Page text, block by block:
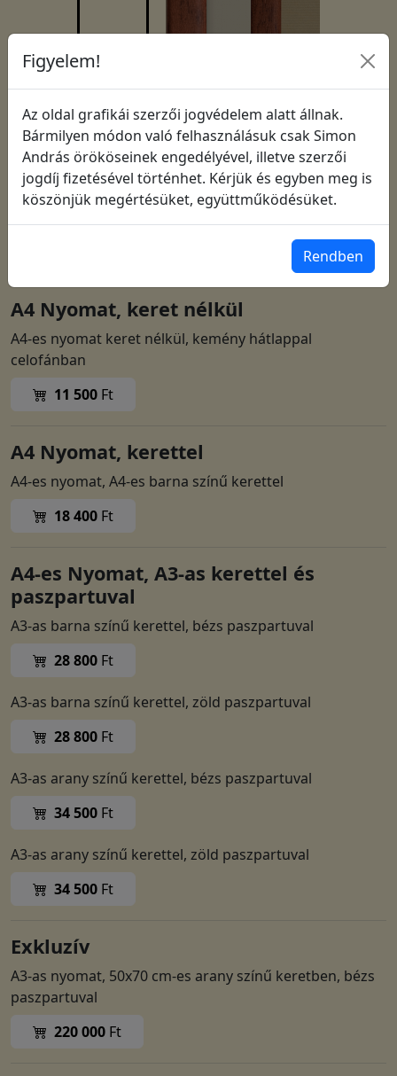
Leírás:
Életed virágszál, amelytől szebb lett a világ!
A4 Nyomat, keret nélkül
A4-es nyomat keret nélkül, kemény hátlappal
celofánban
11 500 Ft
A4 Nyomat, kerettel
A4-es nyomat, A4-es barna színű kerettel
18 400 Ft
A4-es Nyomat, A3-as kerettel és
paszpartuval
A3-as barna színű kerettel, bézs paszpartuval
28 800 Ft
A3-as barna színű kerettel, zöld paszpartuval
28 800 Ft
A3-as arany színű kerettel, bézs paszpartuval
34 500 Ft
A3-as arany színű kerettel, zöld paszpartuval
34 500 Ft
Exkluzív
A3-as nyomat, 50x70 cm-es arany színű keretben, bézs
paszpartuval
220 000 Ft
Figyelem!
Az oldal grafikái szerzői jogvédelem alatt állnak.
Bármilyen módon való felhasználásuk csak Simon
András örököseinek engedélyével, illetve szerzői
jogdíj fizetésével történhet. Kérjük és egyben meg is
köszönjük megértésüket, együttműködésüket.
Rendben